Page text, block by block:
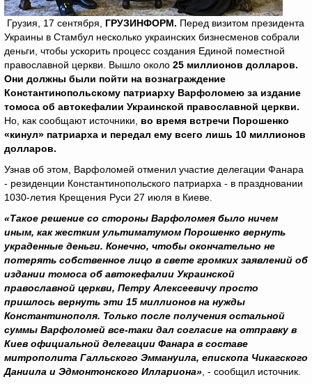
Грузия, 17 сентября, ГРУЗИНФОРМ. Перед визитом президента
Украины в Стамбул несколько украинских бизнесменов собрали
деньги, чтобы ускорить процесс создания Единой поместной
православной церкви. Вышло около 25 миллионов долларов.
Они должны были пойти на вознаграждение
Константинопольскому патриарху Варфоломею за издание
томоса об автокефалии Украинской православной церкви.
Но, как сообщают источники, во время встречи Порошенко
«кинул» патриарха и передал ему всего лишь 10 миллионов
долларов.
Узнав об этом, Варфоломей отменил участие делегации Фанара
- резиденции Константинопольского патриарха - в праздновании
1030-летия Крещения Руси 27 июля в Киеве.
«Такое решение со стороны Варфоломея было ничем
иным, как жестким ультиматумом Порошенко вернуть
украденные деньги. Конечно, чтобы окончательно не
потерять собственное лицо в свете громких заявлений об
издании томоса об автокефалии Украинской
православной церкви, Петру Алексеевичу просто
пришлось вернуть эти 15 миллионов на нужды
Константинополя. Только после получения остальной
суммы Варфоломей все-таки дал согласие на отправку в
Киев официальной делегации Фанара в составе
митрополита Галльского Эммануила, епископа Чикагского
Даниила и Эдмонтонского Иллариона» , - сообщил источник.